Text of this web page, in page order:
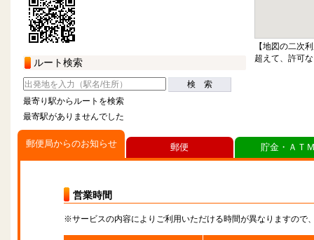
ルート検索
検 索
最寄り駅からルートを検索
最寄駅がありませんでした
【地図の二次
超えて、許可
郵便局からのお知らせ
営業時間
※サービスの内容によりご利用いただける時間が異なりますので
郵便 貯金・ＡＴ